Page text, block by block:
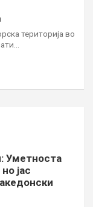
територија во
Уметноста
јас